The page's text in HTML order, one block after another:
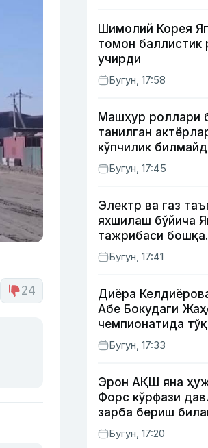
24
Шимолий Корея
томон баллистик
учирди
Бугун, 17:58
Машҳур роллари
танилган
кўпчилик
образлари
Бугун, 17:45
Электр ва газ
яхшилаш бўйича
тажрибаси бошқа
ҳудудларда ҳам
этилади
Бугун, 17:41
Диёра
Абе Бокудаги
чемпионатида
мумкин — ОАВ
Бугун, 17:33
Эрон АҚШ яна
Форс кўрфази
зарба бериш
қилди
Бугун, 17:20